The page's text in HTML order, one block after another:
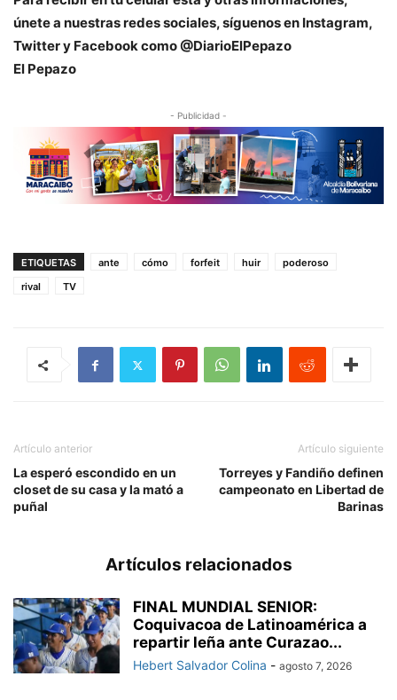
únete a nuestras redes sociales, síguenos en Instagram,
Twitter y Facebook como @DiarioElPepazo
El Pepazo
- Publicidad -
ETIQUETAS ante cómo forfeit huir
poderoso
rival
TV
Artículo anterior
La esperó escondido en un
closet de su casa y la mató a
puñal
Artículo siguiente
Torreyes y Fandiño definen
campeonato en Libertad de
Barinas
Artículos relacionados
FINAL MUNDIAL SENIOR:
Coquivacoa de Latinoamérica a
repartir leña ante Curazao...
Hebert Salvador Colina - agosto 7, 2026